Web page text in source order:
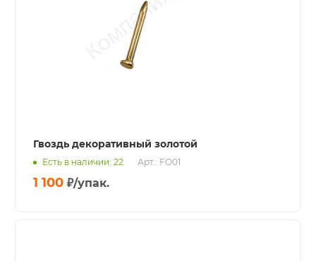
Гвоздь декоративный золотой
Есть в наличии: 22 Арт.: FO01
1 100 ₽/упак.